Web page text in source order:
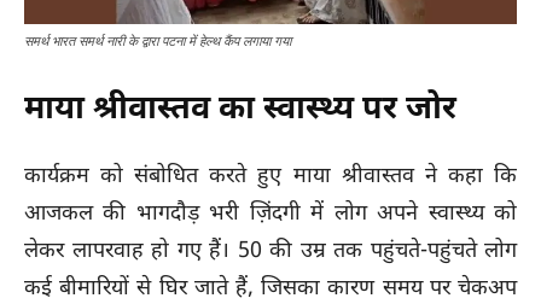
समर्थ भारत समर्थ नारी के द्वारा पटना में हेल्थ कैंप लगाया गया
माया श्रीवास्तव का स्वास्थ्य पर जोर
कार्यक्रम को संबोधित करते हुए माया श्रीवास्तव ने कहा कि
आजकल की भागदौड़ भरी ज़िंदगी में लोग अपने स्वास्थ्य को
लेकर लापरवाह हो गए हैं। 50 की उम्र तक पहुंचते-पहुंचते लोग
कई बीमारियों से घिर जाते हैं, जिसका कारण समय पर चेकअप